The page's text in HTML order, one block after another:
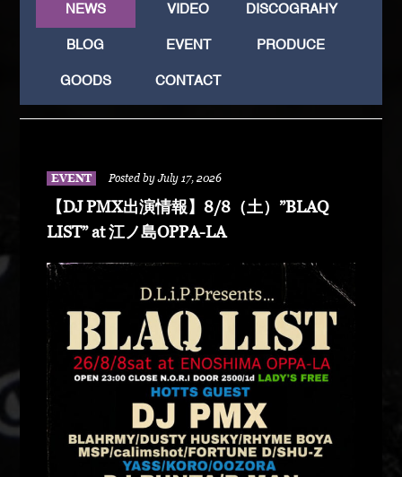
NEWS VIDEO DISCOGRAHY
BLOG EVENT PRODUCE
GOODS CONTACT
EVENT Posted by July 17, 2026
【DJ PMX出演情報】8/8（土）”BLAQ
LIST” at 江ノ島OPPA-LA